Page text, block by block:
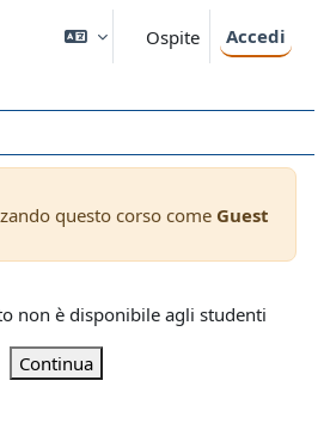
Ospite Accedi
questo corso come Guest
non è disponibile agli studenti
Continua